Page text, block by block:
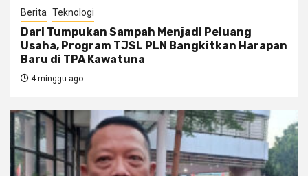
Berita Teknologi
Dari Tumpukan Sampah Menjadi Peluang
Usaha, Program TJSL PLN Bangkitkan Harapan
Baru di TPA Kawatuna
4 minggu ago